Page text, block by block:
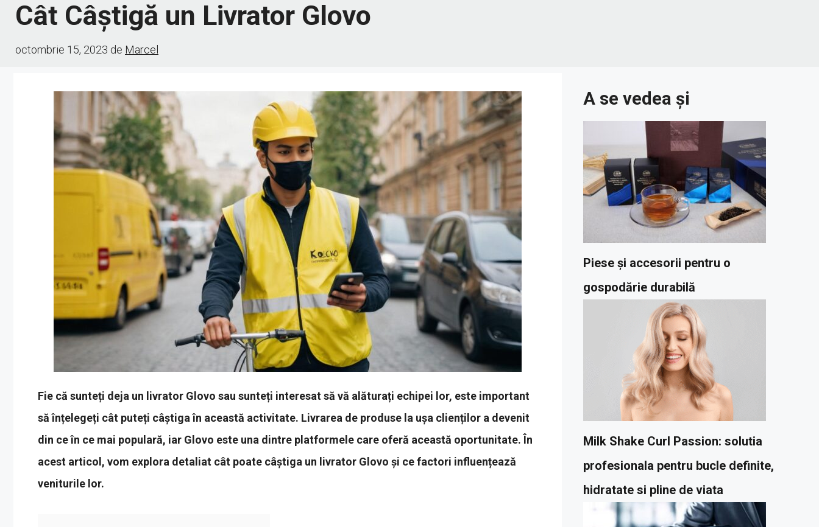
Cât Câștigă un Livrator Glovo
octombrie 15, 2023 de Marcel
Fie că sunteți deja un livrator Glovo sau sunteți interesat să vă alăturați echipei lor, este important
să înțelegeți cât puteți câștiga în această activitate. Livrarea de produse la ușa clienților a devenit
din ce în ce mai populară, iar Glovo este una dintre platformele care oferă această oportunitate. În
acest articol, vom explora detaliat cât poate câștiga un livrator Glovo și ce factori influențează
veniturile lor.
A se vedea și
Piese și accesorii pentru o
gospodărie durabilă
Milk Shake Curl Passion: solutia
profesionala pentru bucle definite,
hidratate si pline de viata